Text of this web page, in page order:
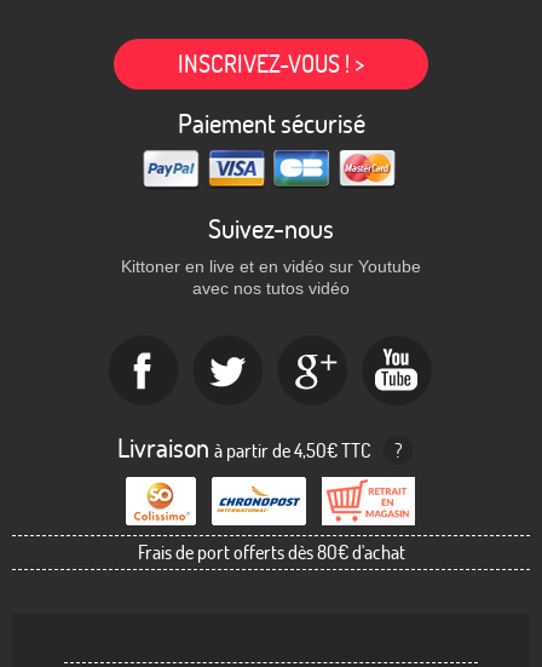
INSCRIVEZ-VOUS ! >
Paiement sécurisé
Suivez-nous
Kittoner en live et en vidéo sur Youtube
avec nos tutos vidéo
Livraison à partir de 4,50€ TTC ?
Frais de port offerts dès 80€ d'achat